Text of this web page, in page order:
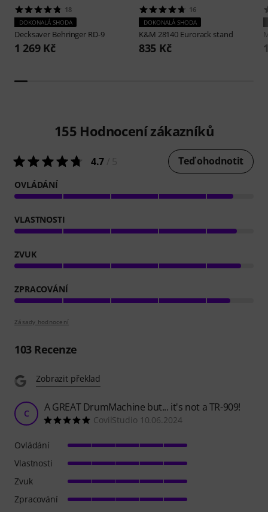
18
DOKONALÁ SHODA
Decksaver Behringer RD-9
1 269 Kč
16
DOKONALÁ SHODA
K&M 28140 Eurorack stand
835 Kč
155 Hodnocení zákazníků
4.7 Teď ohodnotit
OVLÁDÁNÍ
VLASTNOSTI
ZVUK
ZPRACOVÁNÍ
Zásady hodnocení
103Recenze
Zobrazit překlad
C A GREAT DrumMachine but... it's not a TR-909!
CovilStudio 10.06.2024
Ovládání
Vlastnosti
Zvuk
Zpracování